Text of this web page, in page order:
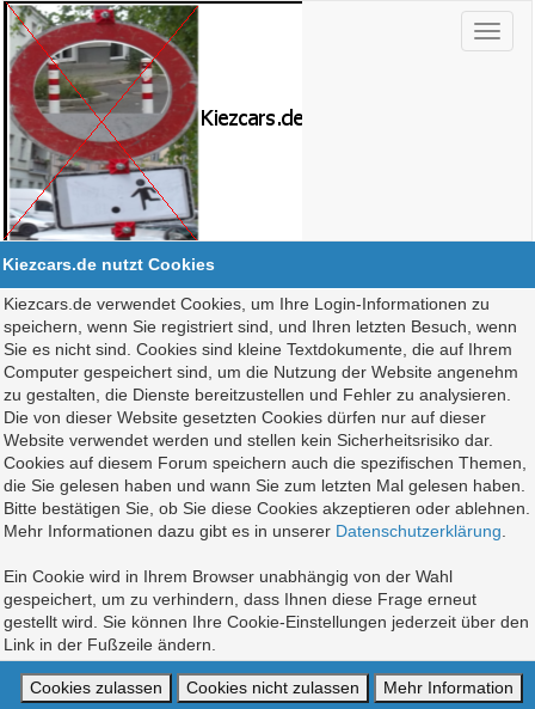
Kiezcars.de nutzt Cookies
Kiezcars.de verwendet Cookies, um Ihre Login-Informationen zu
speichern, wenn Sie registriert sind, und Ihren letzten Besuch, wenn
Sie es nicht sind. Cookies sind kleine Textdokumente, die auf Ihrem
Computer gespeichert sind, um die Nutzung der Website angenehm
zu gestalten, die Dienste bereitzustellen und Fehler zu analysieren.
Die von dieser Website gesetzten Cookies dürfen nur auf dieser
Website verwendet werden und stellen kein Sicherheitsrisiko dar.
Cookies auf diesem Forum speichern auch die spezifischen Themen,
die Sie gelesen haben und wann Sie zum letzten Mal gelesen haben.
Bitte bestätigen Sie, ob Sie diese Cookies akzeptieren oder ablehnen.
Mehr Informationen dazu gibt es in unserer Datenschutzerklärung
Ein Cookie wird in Ihrem Browser unabhängig von der Wahl
gespeichert, um zu verhindern, dass Ihnen diese Frage erneut
gestellt wird. Sie können Ihre Cookie-Einstellungen jederzeit über den
Link in der Fußzeile ändern.